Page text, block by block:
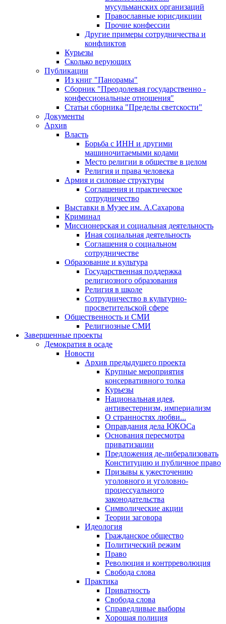
мусульманских организаций
Православные юрисдикции
Прочие конфессии
Другие примеры сотрудничества и
конфликтов
Курьезы
Сколько верующих
Публикации
Из книг "Панорамы"
Сборник "Преодолевая государственно -
конфессиональные отношения"
Статьи сборника "Пределы светскости"
Документы
Архив
Власть
Борьба с ИНН и другими
машиночитаемыми кодами
Место религии в обществе в целом
Религия и права человека
Армия и силовые структуры
Соглашения и практическое
сотрудничество
Выставки в Музее им. А.Сахарова
Криминал
Миссионерская и социальная деятельность
Иная социальная деятельность
Соглашения о социальном
сотрудничестве
Образование и культура
Государственная поддержка
религиозного образования
Религия в школе
Сотрудничество в культурно-
просветительской сфере
Общественность и СМИ
Религиозные СМИ
Завершенные проекты
Демократия в осаде
Новости
Архив предыдущего проекта
Крупные мероприятия
консервативного толка
Курьезы
Национальная идея,
антивестернизм, империализм
О странностях любви...
Оправдания дела ЮКОСа
Основания пересмотра
приватизации
Предложения де-либерализовать
Конституцию и публичное право
Призывы к ужесточению
уголовного и уголовно-
процессуального
законодательства
Символические акции
Теории заговора
Идеология
Гражданское общество
Политический режим
Право
Революция и контрреволюция
Свобода слова
Практика
Приватность
Свобода слова
Справедливые выборы
Хорошая полиция